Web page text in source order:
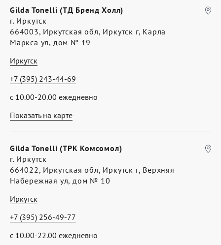
Показать на карте
Gilda Tonelli (ТД Бренд Холл)
г. Иркутск
664003, Иркутская обл, Иркутск г, Карла
Маркса ул, дом № 19
Иркутск
с 10.00-20.00 ежедневно
+7 (395) 243-44-69
Gilda Tonelli (ТРК Комсомол)
г. Иркутск
664022, Иркутская обл, Иркутск г, Верхняя
Набережная ул, дом № 10
Иркутск
с 10.00-22.00 ежедневно
+7 (395) 256-49-77